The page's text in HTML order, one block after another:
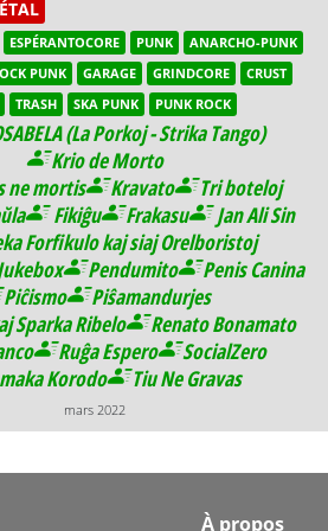
ESPÉRANTOCORE PUNK
ANARCHO-PUNK
PUNK GARAGE GRINDCORE
CRUST
TRASH SKA PUNK PUNK ROCK
(La Porkoj - Strika Tango)
Krio de Morto
ne mortis
Kravato
Tri boteloj
Fikiĝu Frakasu
Jan Ali Sin
Forfikulo kaj siaj Orelboristoj
Pendumito
Penis Canina
Piĉismo
Piŝamandurjes
Sparka Ribelo
Renato Bonamato
Ruĝa Espero
SocialZero
Korodo
Tiu Ne Gravas
mars 2022
À propos